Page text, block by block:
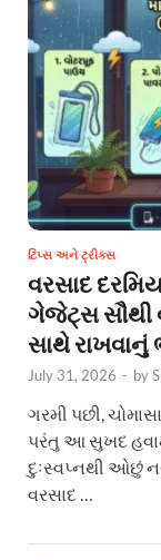
ટિપ્સ અને ટ્રીક્સ
વરસાદ
ગેજેટ્સ સૌથી
સાથે રાખવાનું
July 31, 2026 - by
ગરમી પછી,
પરંતુ આ સુખદ
દુઃસ્વપ્નથી ઓછું
વરસાદ …